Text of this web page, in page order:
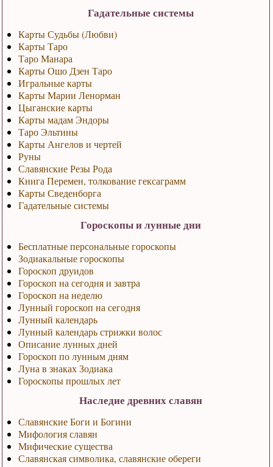
Гадательные системы
Карты Судьбы (Любви)
Карты Таро
Таро Манара
Карты Ошо Дзен Таро
Игральные карты
Карты Марии Ленорман
Цыганские карты
Карты мадам Эндоры
Таро Эльтины
Карты Ангелов и чертей
Руны
Славянские Резы Рода
Книга Перемен, толкование гексаграмм
Карты Сведенборга
Гадательные системы
Гороскопы и лунные дни
Бесплатные персональные гороскопы
Зодиакальные гороскопы
Гороскоп друидов
Гороскоп на сегодня и завтра
Гороскоп на неделю
Лунный гороскоп на сегодня
Лунный календарь
Лунный календарь стрижки волос
Описание лунных дней
Гороскоп по лунным дням
Луна в знаках Зодиака
Гороскопы прошлых лет
Наследие древних славян
Славянские Боги и Богини
Мифология славян
Мифические существа
Славянская символика, славянские обереги